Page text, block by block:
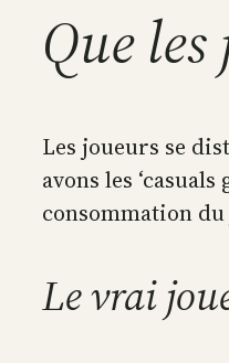
Que
Les joueurs se
avons les
consommation
Le vrai